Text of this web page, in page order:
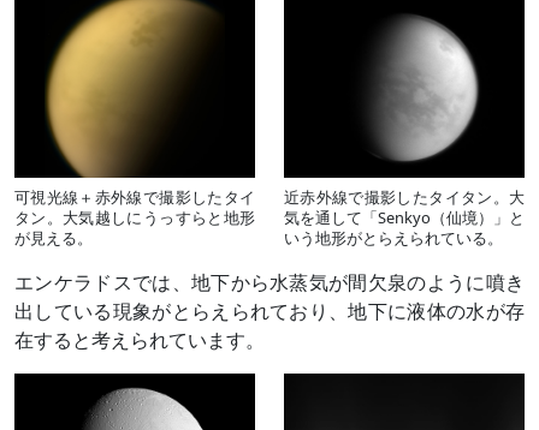
可視光線＋赤外線で撮影したタイ
タン。大気越しにうっすらと地形
が見える。
近赤外線で撮影したタイタン。大
気を通して「Senkyo（仙境）」と
いう地形がとらえられている。
エンケラドスでは、地下から水蒸気が間欠泉のように噴き
出している現象がとらえられており、地下に液体の水が存
在すると考えられています。